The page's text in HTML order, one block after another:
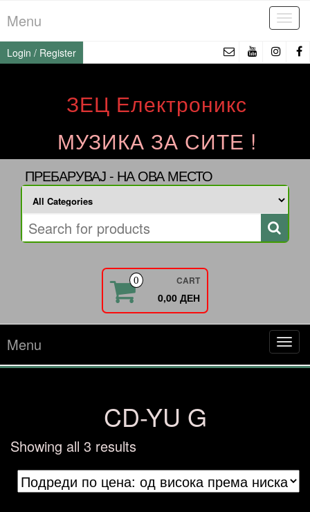
to
the
content
Menu
Login / Register
ЗЕЦ Електроникс
МУЗИКА ЗА СИТЕ !
ПРЕБАРУВАЈ - НА ОВА МЕСТО
0 CART
0,00 ДЕН
Menu
CD-YU G
Showing all 3 resultsSorted
by
price: